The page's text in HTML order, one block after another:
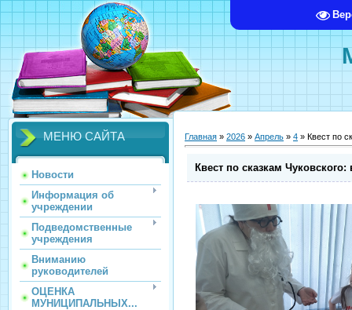
МЕНЮ САЙТА
Новости
Информация об
учреждении
Подведомственные
учреждения
Вниманию
руководителей
ОЦЕНКА
МУНИЦИПАЛЬНЫХ...
Главная » 2026 » Апрель » 4 » Квест по
Квест по сказкам